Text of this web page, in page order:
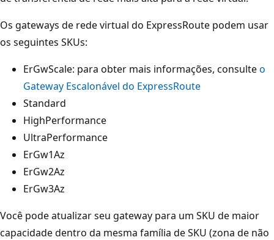
Os gateways de rede virtual do ExpressRoute podem usar
os seguintes SKUs:
ErGwScale: para obter mais informações, consulteo
Gateway Escalonável do ExpressRoute
Standard
HighPerformance
UltraPerformance
ErGw1Az
ErGw2Az
ErGw3Az
Você pode atualizar seu gateway para um SKU de maior
capacidade dentro da mesma família de SKU (zona de não